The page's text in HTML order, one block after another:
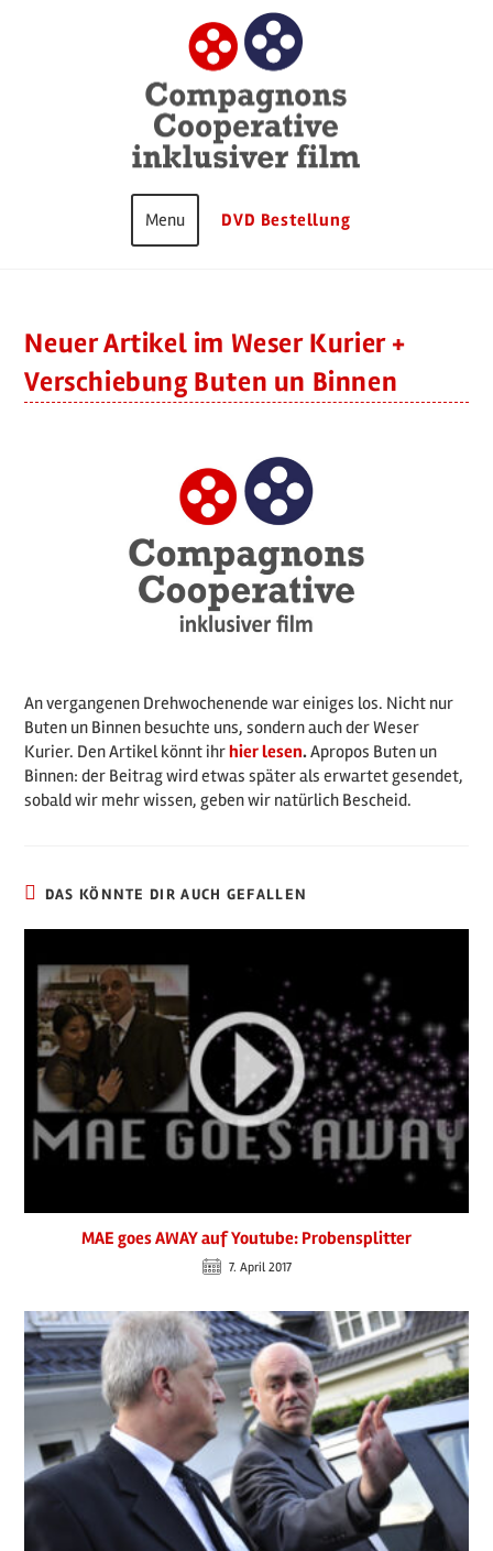
DVD Bestellung
Neuer Artikel im Weser Kurier +
Verschiebung Buten un Binnen
An vergangenen Drehwochenende war einiges los. Nicht nur
Buten un Binnen besuchte uns, sondern auch der Weser
Kurier. Den Artikel könnt ihrhier lesen.Apropos Buten un
Binnen: der Beitrag wird etwas später als erwartet gesendet,
sobald wir mehr wissen, geben wir natürlich Bescheid.
DAS KÖNNTE DIR AUCH GEFALLEN
MAE goes AWAY auf Youtube: Probensplitter
7. April 2017